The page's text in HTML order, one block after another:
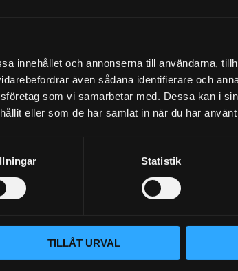
innehållet och annonserna till användarna,
även sådana identifierare och
som vi samarbetar med. Dessa kan i
eller som de har samlat in när du har
Statistik
TILLÅT URVAL
VÅR AFFÄRSIDÉ ÄR ENKEL:
Vi lever och andas prestanda.
– du hittar rätt bildelar. Vi
oavsett om det gäller bana,
beprövade produkter och en